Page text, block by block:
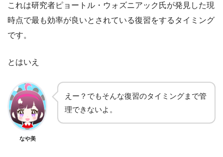
これは研究者ピョートル・ウォズニアック氏が発見した現
時点で最も効率が良いとされている復習をするタイミング
です。
とはいえ
なや美
えー？でもそんな復習のタイミングまで管
理できないよ。